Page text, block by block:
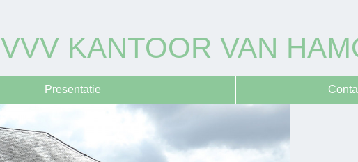
VVV KANTOOR VAN
Presentatie